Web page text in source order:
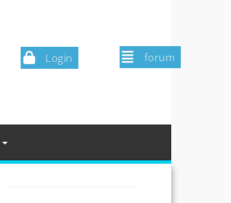
Login forum